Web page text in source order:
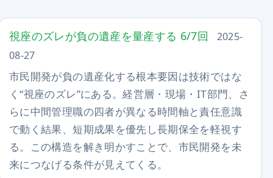
視座のズレが負の遺産を量産する 6/7回
2025-
08-27
市民開発が負の遺産化する根本要因は技術ではな
く“視座のズレ”にある。経営層・現場・IT部門、さ
らに中間管理職の四者が異なる時間軸と責任意識
で動く結果、短期成果を優先し長期保全を軽視す
る。この構造を解き明かすことで、市民開発を未
来につなげる条件が見えてくる。